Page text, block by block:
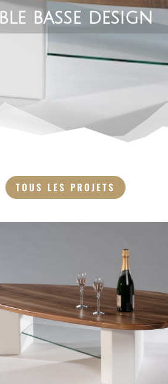
basse design
TOUS LES PROJETS